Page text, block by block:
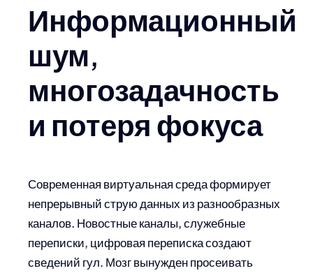
Информационный
шум,
многозадачность
и потеря фокуса
Современная виртуальная среда формирует
непрерывный струю данных из разнообразных
каналов. Новостные каналы, служебные
переписки, цифровая переписка создают
сведений гул. Мозг вынужден просеивать